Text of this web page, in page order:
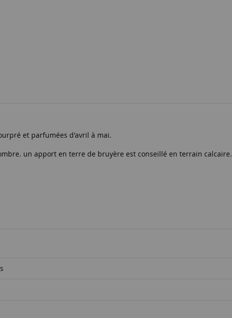
et parfumées d'avril à mai.
un apport en terre de bruyère est conseillé en terrain calcaire.